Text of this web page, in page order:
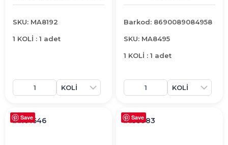
SKU: MA8192
1 KOLİ : 1 adet
Barkod: 8690089084958
SKU: MA8495
1 KOLİ : 1 adet
Save Save